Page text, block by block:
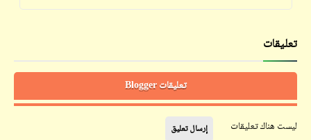
تعليقات
تعليقات Blogger
ليست هناك تعليقات إرسال تعليق